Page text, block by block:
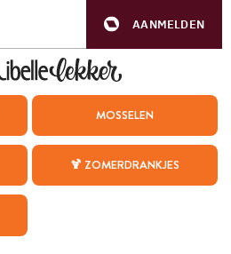
AANMELDEN
MOSSELEN
🍹 ZOMERDRANKJES